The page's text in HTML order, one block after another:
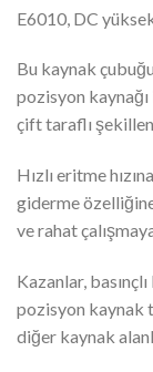
E6010, DC
Bu kaynak
pozisyon
çift taraflı
Hızlı eritme
giderme
ve rahat
Kazanlar,
pozisyon kaynak
diğer kaynak